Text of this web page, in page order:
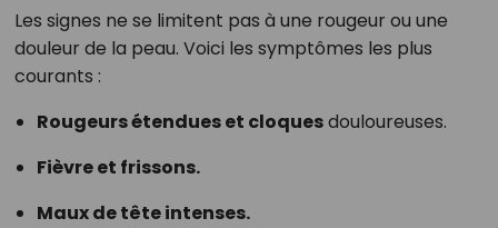
Les signes ne se limitent pas à une rougeur ou une
douleur de la peau. Voici les symptômes les plus
courants :
Rougeurs étendues et cloquesdouloureuses.
Fièvre et frissons.
Maux de tête intenses.